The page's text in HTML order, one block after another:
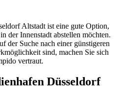
Altstadt ist eine gute Option,
der Innenstadt abstellen möchten.
der Suche nach einer günstigeren
sind, machen Sie sich
vertraut.
Düsseldorf